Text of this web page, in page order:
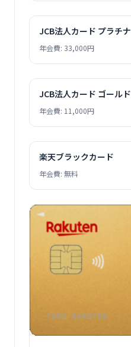
JCB法人カード プラチナ
年会費: 33,000円
JCB法人カード ゴールド
年会費: 11,000円
楽天ブラックカード
年会費: 無料